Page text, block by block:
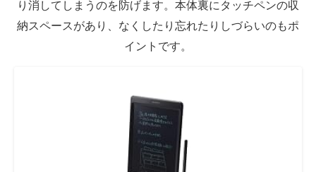
り消してしまうのを防げます。本体裏にタッチペンの収
納スペースがあり、なくしたり忘れたりしづらいのもポ
イントです。